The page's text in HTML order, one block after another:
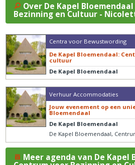
Over De Kapel
Bezinning en Cultuur -
Centra voor Bewustwording
De Kapel Bloemendaal:
cultuur
De Kapel Bloemendaal
Verhuur Accommodaties
Jouw evenement op een
Bloemendaal
De Kapel Bloemendaal
De Kapel Bloemendaal,
Meer agenda van De Kapel